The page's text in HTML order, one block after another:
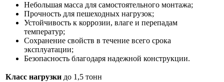
Небольшая масса для самостоятельного монтажа;
Прочность для пешеходных нагрузок;
Устойчивость к коррозии, влаге и перепадам
температур;
Сохранение свойств в течение всего срока
эксплуатации;
Безопасность благодаря надежной конструкции.
Класс нагрузки до 1,5 тонн